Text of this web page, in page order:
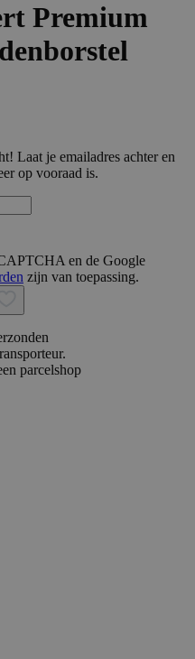
Premium
Laat je emailadres achter en
op vooraad is.
en de Google
zijn van toepassing.
parcelshop